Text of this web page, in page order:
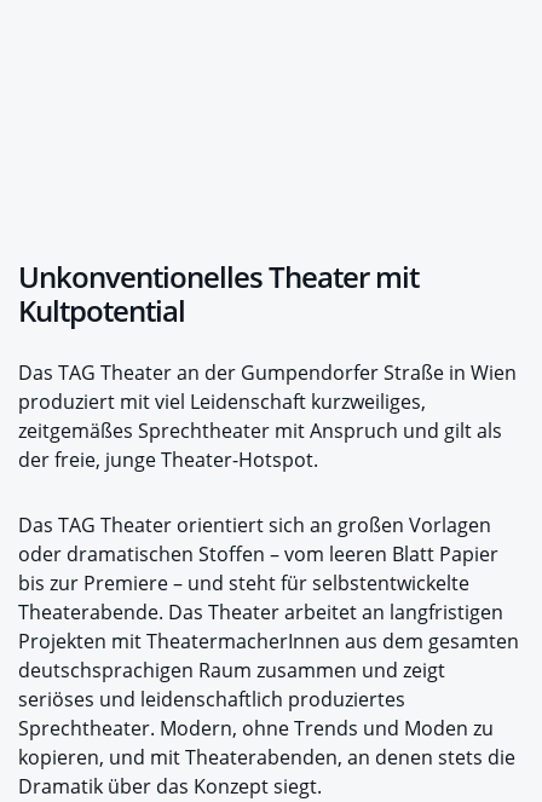
Unkonventionelles Theater mit
Kultpotential
Das TAG Theater an der Gumpendorfer Straße in Wien
produziert mit viel Leidenschaft kurzweiliges,
zeitgemäßes Sprechtheater mit Anspruch und gilt als
der freie, junge Theater-Hotspot.
Das TAG Theater orientiert sich an großen Vorlagen
oder dramatischen Stoffen – vom leeren Blatt Papier
bis zur Premiere – und steht für selbstentwickelte
Theaterabende. Das Theater arbeitet an langfristigen
Projekten mit TheatermacherInnen aus dem gesamten
deutschsprachigen Raum zusammen und zeigt
seriöses und leidenschaftlich produziertes
Sprechtheater. Modern, ohne Trends und Moden zu
kopieren, und mit Theaterabenden, an denen stets die
Dramatik über das Konzept siegt.